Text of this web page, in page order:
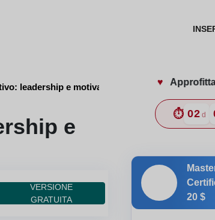
leadership e motivazione a scuola
e
VERSIONE
GRATUITA
Approfitta
⏱️ 02 d
20 $